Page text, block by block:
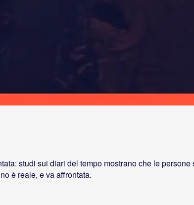
studi sui diari del tempo mostrano che le persone
è reale, e va affrontata.